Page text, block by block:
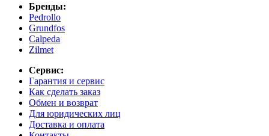
Бренды:
Pedrollo
Grundfos
Calpeda
Zilmet
Сервис:
Гарантия и сервис
Как сделать заказ
Обмен и возврат
Для юридических лиц
Доставка и оплата